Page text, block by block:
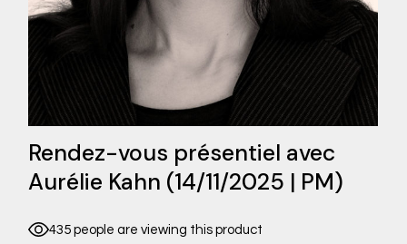
Rendez-vous présentiel avec
Aurélie Kahn (14/11/2025 | PM)
435 people are viewing this product